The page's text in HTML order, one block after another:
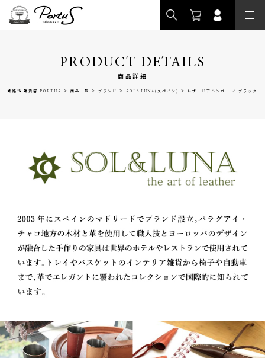
PRODUCT DETAILS
商品詳細
姫路市 雑貨店 PORTUS > 商品一覧 > ブランド > SOL&LUNA(スペイン) > レザードアハンガー ／ ブラック